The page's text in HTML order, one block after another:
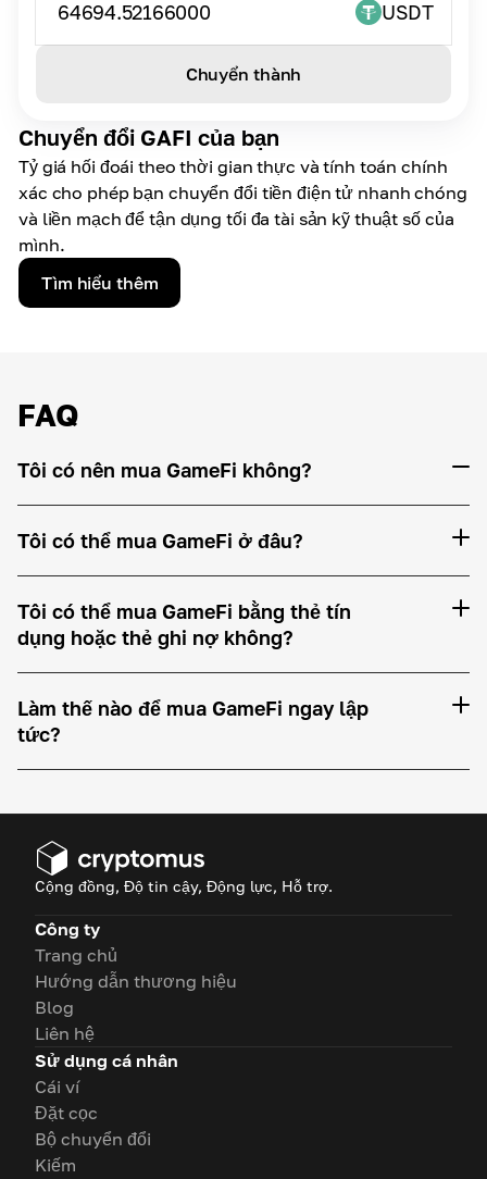
Chuyển đổi GAFI của bạn
Tỷ giá hối đoái theo thời gian thực và tính toán chính
xác cho phép bạn chuyển đổi tiền điện tử nhanh chóng
và liền mạch để tận dụng tối đa tài sản kỹ thuật số của
mình.
Tìm hiểu thêm
64694.52166000 USDT
Chuyển thành
FAQ
Tôi có nên mua GameFi không?
Tôi có thể mua GameFi ở đâu?
Tôi có thể mua GameFi bằng thẻ tín
dụng hoặc thẻ ghi nợ không?
Làm thế nào để mua GameFi ngay lập
tức?
Cộng đồng, Độ tin cậy, Động lực, Hỗ trợ.
Công ty
Trang chủ
Hướng dẫn thương hiệu
Blog
Liên hệ
Sử dụng cá nhân
Cái ví
Đặt cọc
Bộ chuyển đổi
Kiếm